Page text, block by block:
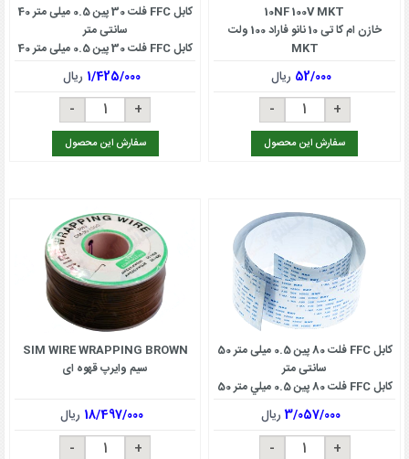
10NF 100V MKT
خازن ام کا تی 10 نانو فاراد 100 ولت
MKT
52/000 ریال
سفارش این محصول
کابل FFC فلت 30 پین 0.5 میلی متر 40
سانتی متر
کابل FFC فلت 30 پین 0.5 میلی متر 40
سانتی متر
1/425/000 ریال
سفارش این محصول
کابل FFC فلت 80 پین 0.5 میلی متر 50
سانتی متر
كابل FFC فلت 80 پين 0.5 ميلي متر 50
سانتي متر
3/057/000ریال
SIM WIRE WRAPPING BROWN
سیم وایرپ قهوه ای
18/497/000 ریال